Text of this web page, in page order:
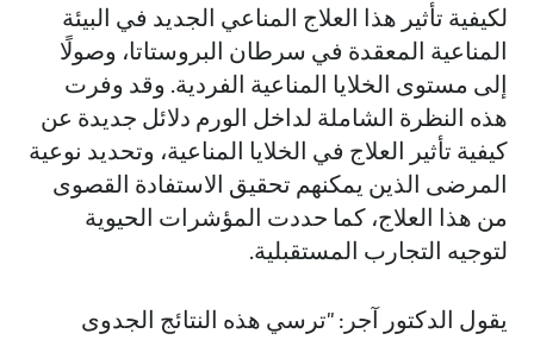
لكيفية تأثير هذا العلاج المناعي الجديد في البيئة
المناعية المعقدة في سرطان البروستاتا، وصولًا
إلى مستوى الخلايا المناعية الفردية. وقد وفرت
هذه النظرة الشاملة لداخل الورم دلائل جديدة عن
كيفية تأثير العلاج في الخلايا المناعية، وتحديد نوعية
المرضى الذين يمكنهم تحقيق الاستفادة القصوى
من هذا العلاج، كما حددت المؤشرات الحيوية
لتوجيه التجارب المستقبلية.
يقول الدكتور آجر: "ترسي هذه النتائج الجدوى